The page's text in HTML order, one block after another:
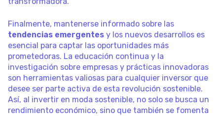
Finalmente, mantenerse informado sobre las
tendencias emergentes y los nuevos desarrollos es
esencial para captar las oportunidades más
prometedoras. La educación continua y la
investigación sobre empresas y prácticas innovadoras
son herramientas valiosas para cualquier inversor que
desee ser parte activa de esta revolución sostenible.
Así, al invertir en moda sostenible, no solo se busca un
rendimiento económico, sino que también se fomenta